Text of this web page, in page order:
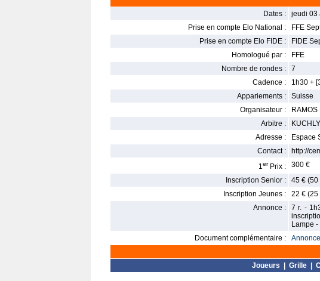
Dates :
jeudi 03
Prise en compte Elo National :
FFE
Prise en compte Elo FIDE :
FIDE
Homologué par :
FFE
Nombre de rondes :
7
Cadence :
1h30 +
Appariements :
Suisse
Organisateur :
Arbitre :
Adresse :
Espace
Contact :
http://
1er Prix :
300 €
Inscription Senior :
45 € (50
Inscription Jeunes :
22 € (25
Annonce :
7 r. -
Lampe
Document complémentaire :
Joueurs Grille